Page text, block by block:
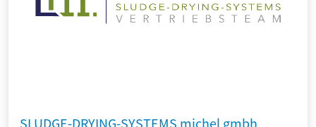
SLUDGE-DRYING-SYSTEMS michel gmbh